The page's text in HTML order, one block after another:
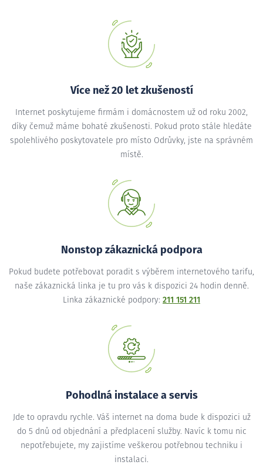
Více než 20 let zkušeností
Internet poskytujeme firmám i domácnostem už od roku 2002,
díky čemuž máme bohaté zkušenosti. Pokud proto stále hledáte
spolehlivého poskytovatele pro místo Odrůvky, jste na správném
místě.
Nonstop zákaznická podpora
Pokud budete potřebovat poradit s výběrem internetového tarifu,
naše zákaznická linka je tu pro vás k dispozici 24 hodin denně.
Linka zákaznické podpory: 211 151 211
Pohodlná instalace a servis
Jde to opravdu rychle. Váš internet na doma bude k dispozici už
do 5 dnů od objednání a předplacení služby. Navíc k tomu nic
nepotřebujete, my zajistíme veškerou potřebnou techniku i
instalaci.